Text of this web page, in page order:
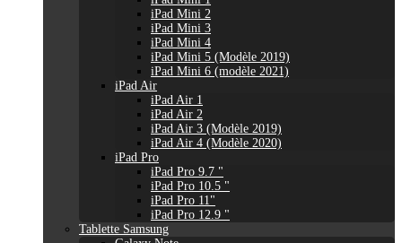
iPad Mini 2
iPad Mini 3
iPad Mini 4
iPad Mini 5 (Modèle 2019)
iPad Mini 6 (modèle 2021)
iPad Air
iPad Air 1
iPad Air 2
iPad Air 3 (Modèle 2019)
iPad Air 4 (Modèle 2020)
iPad Pro
iPad Pro 9.7 "
iPad Pro 10.5 "
iPad Pro 11"
iPad Pro 12.9 "
Tablette Samsung